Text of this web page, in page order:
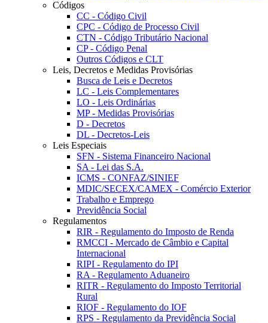
Códigos
CC - Código Civil
CPC - Código de Processo Civil
CTN - Código Tributário Nacional
CP - Código Penal
Outros Códigos e CLT
Leis, Decretos e Medidas Provisórias
Busca de Leis e Decretos
LC - Leis Complementares
LO - Leis Ordinárias
MP - Medidas Provisórias
D - Decretos
DL - Decretos-Leis
Leis Especiais
SFN - Sistema Financeiro Nacional
SA - Lei das S.A.
ICMS - CONFAZ/SINIEF
MDIC/SECEX/CAMEX - Comércio Exterior
Trabalho e Emprego
Previdência Social
Regulamentos
RIR - Regulamento do Imposto de Renda
RMCCI - Mercado de Câmbio e Capital
Internacional
RIPI - Regulamento do IPI
RA - Regulamento Aduaneiro
RITR - Regulamento do Imposto Territorial
Rural
RIOF - Regulamento do IOF
RPS - Regulamento da Previdência Social